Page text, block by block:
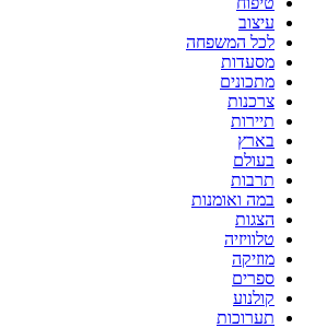
עיצוב
לכל המשפחה
מסעדות
מתכונים
צרכנות
תיירות
בארץ
בעולם
תרבות
במה ואומנות
הצגות
טלוויזיה
מוזיקה
ספרים
קולנוע
תערוכות